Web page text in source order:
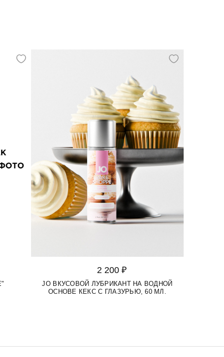
2 200 ₽
JO ВКУСОВОЙ ЛУБРИКАНТ НА ВОДНОЙ
ОСНОВЕ КЕКС С ГЛАЗУРЬЮ, 60 МЛ.